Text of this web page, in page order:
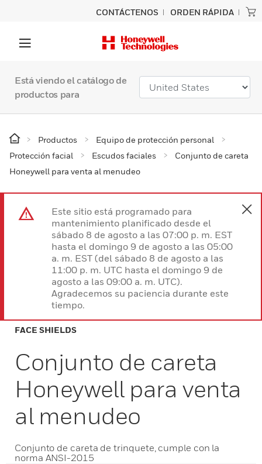
CONTÁCTENOS ORDEN RÁPIDA
Está viendo el catálogo de
productos para
Productos
Equipo de protección personal
Protección facial
Escudos faciales
Conjunto de careta
Honeywell para venta al menudeo
Este sitio está programado para
mantenimiento planificado desde el
sábado 8 de agosto a las 07:00 p. m. EST
hasta el domingo 9 de agosto a las 05:00
a. m. EST (del sábado 8 de agosto a las
11:00 p. m. UTC hasta el domingo 9 de
agosto a las 09:00 a. m. UTC).
Agradecemos su paciencia durante este
tiempo.
FACE SHIELDS
Conjunto de careta
Honeywell para venta
al menudeo
Conjunto de careta de trinquete, cumple con la
norma ANSI-2015